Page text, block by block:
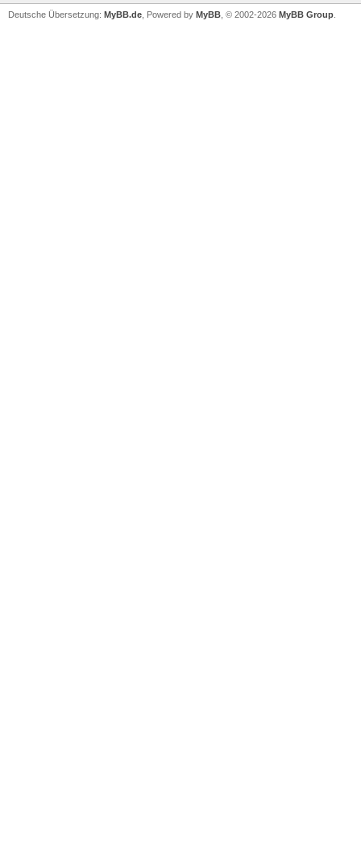
Deutsche Übersetzung: MyBB.de , Powered by MyBB , © 2002-2026 MyBB Group